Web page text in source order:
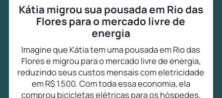
Kátia migrou sua pousada em Rio das
Flores para o mercado livre de
energia
Imagine que Kátia tem uma pousada em Rio das
Flores e migrou para o mercado livre de energia,
reduzindo seus custos mensais com eletricidade
em R$ 1.500. Com toda essa economia, ela
comprou bicicletas elétricas para os hóspedes,